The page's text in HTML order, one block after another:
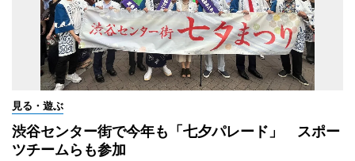
見る・遊ぶ
渋谷センター街で今年も「七夕パレード」 スポー
ツチームらも参加